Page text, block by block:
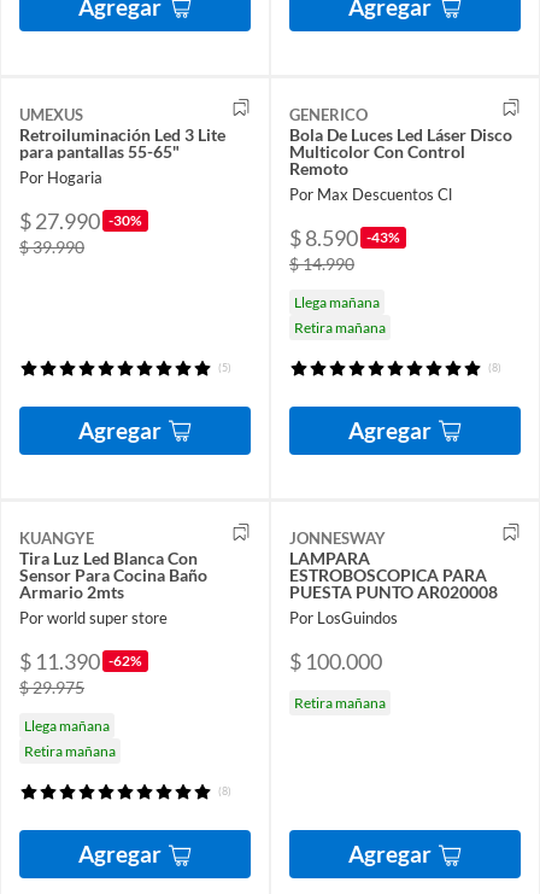
Agregar Agregar
UMEXUS
Retroiluminación Led 3 Lite
para pantallas 55-65"
Por Hogaria
$ 27.990 -30%
$ 39.990
(5)
Agregar
GENERICO
Bola De Luces Led Láser Disco
Multicolor Con Control
Remoto
Por Max Descuentos Cl
$ 8.590 -43%
$ 14.990
Llega mañana
Retira mañana
(8)
Agregar
KUANGYE
Tira Luz Led Blanca Con
Sensor Para Cocina Baño
Armario 2mts
Por world super store
$ 11.390 -62%
$ 29.975
Llega mañana
Retira mañana
(8)
Agregar
JONNESWAY
LAMPARA
ESTROBOSCOPICA PARA
PUESTA PUNTO AR020008
Por LosGuindos
$ 100.000
Retira mañana
Agregar